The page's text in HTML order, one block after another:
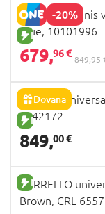
-20%
NAUJA PREKĖ
THULE sportinis
Blue, 10101996
679,96 €
849,95
Dovana
NAUJA PREKĖ
NOORDI
1642172
849,00 €
NAUJA PREKĖ
CARRELLO
Brown, CRL 6557